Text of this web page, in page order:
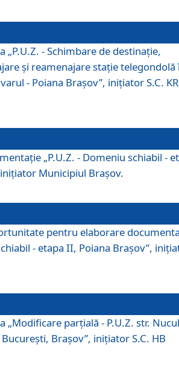
„P.U.Z. - Schimbare de destinaţie,
şi reamenajare staţie telegondolă
- Poiana Braşov”, iniţiator S.C.
„P.U.Z. - Domeniu schiabil -
Municipiul Braşov.
pentru elaborare
- etapa II, Poiana Braşov”,
„Modificare parţială - P.U.Z. str.
Braşov”, iniţiator S.C. HB